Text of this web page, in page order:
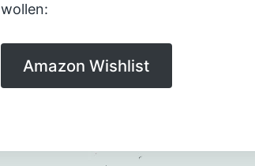
wollen:
Amazon Wishlist